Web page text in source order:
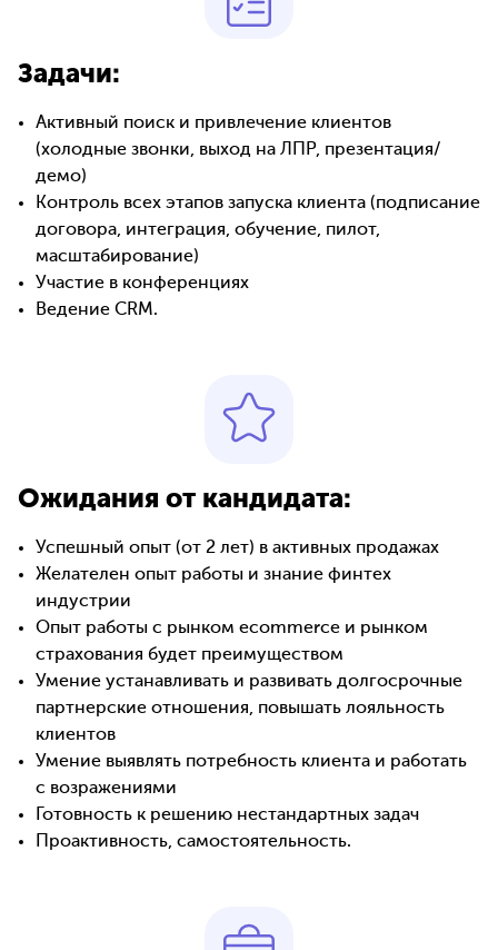
Задачи:
Активный поиск и привлечение клиентов
(холодные звонки, выход на ЛПР, презентация/
демо)
Контроль всех этапов запуска клиента (подписание
договора, интеграция, обучение, пилот,
масштабирование)
Участие в конференциях
Ведение CRM.
Ожидания от кандидата:
Успешный опыт (от 2 лет) в активных продажах
Желателен опыт работы и знание финтех
индустрии
Опыт работы с рынком ecommerce и рынком
страхования будет преимуществом
Умение устанавливать и развивать долгосрочные
партнерские отношения, повышать лояльность
клиентов
Умение выявлять потребность клиента и работать
с возражениями
Готовность к решению нестандартных задач
Проактивность, самостоятельность.